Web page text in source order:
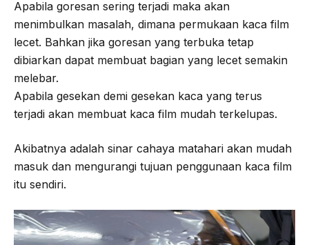
Apabila goresan sering terjadi maka akan
menimbulkan masalah, dimana permukaan kaca film
lecet. Bahkan jika goresan yang terbuka tetap
dibiarkan dapat membuat bagian yang lecet semakin
melebar.
Apabila gesekan demi gesekan kaca yang terus
terjadi akan membuat kaca film mudah terkelupas.
Akibatnya adalah sinar cahaya matahari akan mudah
masuk dan mengurangi tujuan penggunaan kaca film
itu sendiri.